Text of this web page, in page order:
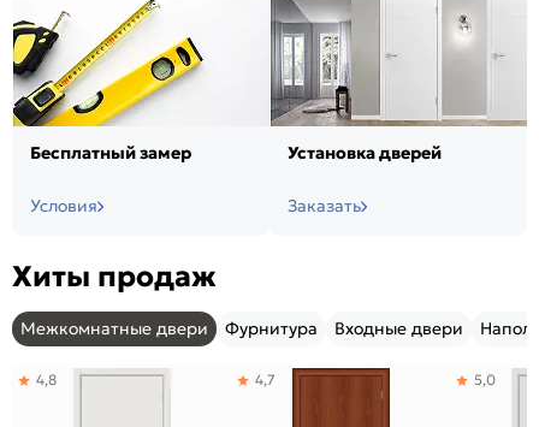
Бесплатный замер
Условия
Установка дверей
Заказать
Хиты продаж
Межкомнатные двери Фурнитура Входные двери
4,8 4,7 5,0